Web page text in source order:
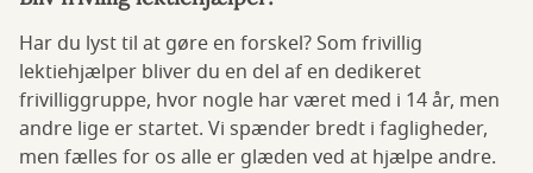
Har du lyst til at gøre en forskel? Som frivillig
lektiehjælper bliver du en del af en dedikeret
frivilliggruppe, hvor nogle har været med i 14 år, men
andre lige er startet. Vi spænder bredt i fagligheder,
men fælles for os alle er glæden ved at hjælpe andre.